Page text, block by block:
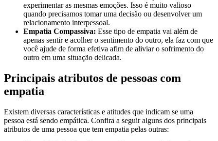
experimentar as mesmas emoções. Isso é muito valioso
quando precisamos tomar uma decisão ou desenvolver um
relacionamento interpessoal.
Empatia Compassiva: Esse tipo de empatia vai além de
apenas sentir e acolher o sentimento do outro, ela faz com que
você ajude de forma efetiva afim de aliviar o sofrimento do
outro em uma situação delicada.
Principais atributos de pessoas com
empatia
Existem diversas características e atitudes que indicam se uma
pessoa está sendo empática. Confira a seguir alguns dos principais
atributos de uma pessoa que tem empatia pelas outras: